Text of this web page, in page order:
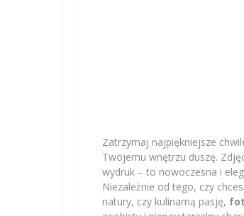
Zatrzymaj najpiękniejsze
Twojemu wnętrzu duszę.
wydruk – to nowoczesna i
Niezależnie od tego, czy
natury, czy kulinarną pasję,